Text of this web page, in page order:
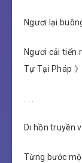
Ngươi lại
Ngươi cải tiến
Tự Tại Pháp
Di hồn truyền
Từng bước